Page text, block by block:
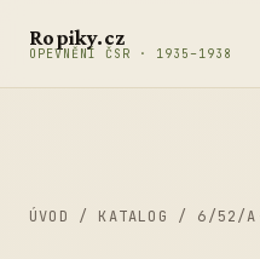
Ropiky.cz
OPEVNĚNÍ ČSR · 1935–1938
ÚVOD / KATALOG / 6/52/